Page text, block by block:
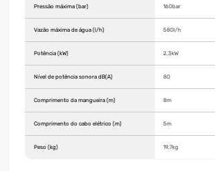
Pressão máxima (bar) 160bar
Vazão máxima de água (l/h) 580l/h
Potência (kW) 2,3kW
Nível de potência sonora dB(A) 80
Comprimento da mangueira (m) 8m
Comprimento do cabo elétrico (m) 5m
Peso (kg) 19,7kg